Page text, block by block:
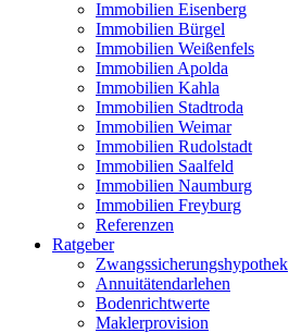
Immobilien Eisenberg
Immobilien Bürgel
Immobilien Weißenfels
Immobilien Apolda
Immobilien Kahla
Immobilien Stadtroda
Immobilien Weimar
Immobilien Rudolstadt
Immobilien Saalfeld
Immobilien Naumburg
Immobilien Freyburg
Referenzen
Ratgeber
Zwangssicherungshypothek
Annuitätendarlehen
Bodenrichtwerte
Maklerprovision